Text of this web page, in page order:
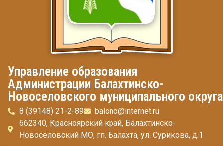
Управление образования
Администрации Балахтинско-
Новоселовского муниципального округа
8 (39148) 21-2-89
balono@internet.ru
662340, Красноярский край, Балахтинско-
Новоселовский МО, гп. Балахта, ул. Сурикова, д.1